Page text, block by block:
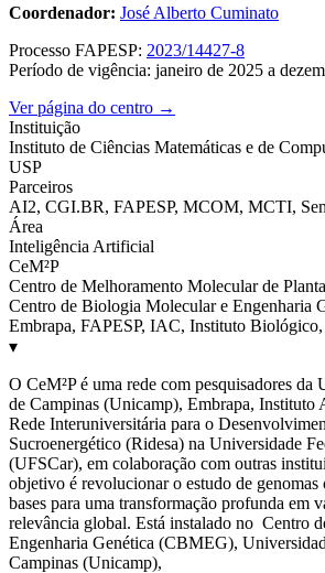
Coordenador: José Alberto Cuminato
Processo FAPESP: 2023/14427-8
Período de vigência: janeiro de 2025 a
Ver página do centro →
Instituição
Instituto de Ciências Matemáticas e de
USP
Parceiros
AI2, CGI.BR, FAPESP, MCOM, MCTI,
Área
Inteligência Artificial
CeM²P
Centro de Melhoramento Molecular de
Centro de Biologia Molecular e Engenharia
Embrapa, FAPESP, IAC, Instituto
▾
O CeM²P é uma rede com pesquisadores da
de Campinas (Unicamp), Embrapa,
Rede Interuniversitária para o
Sucroenergético (Ridesa) na Universidade
(UFSCar), em colaboração com outras
objetivo é revolucionar o estudo de genomas
bases para uma transformação profunda em
relevância global. Está instalado no Centro
Engenharia Genética (CBMEG),
Campinas (Unicamp),